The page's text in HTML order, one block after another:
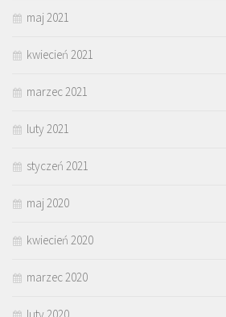
maj 2021
kwiecień 2021
marzec 2021
luty 2021
styczeń 2021
maj 2020
kwiecień 2020
marzec 2020
luty 2020